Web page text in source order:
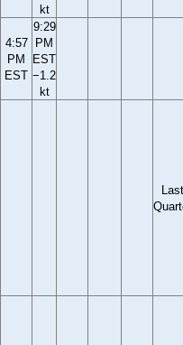
kt
4:57
PM
EST
9:29
PM
EST
−1.2
kt
Last